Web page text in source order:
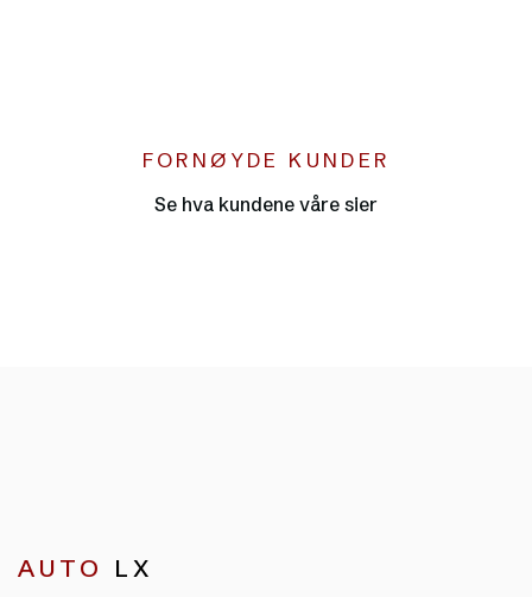
FORNØYDE KUNDER
Se hva kundene våre sier
AUTO LX